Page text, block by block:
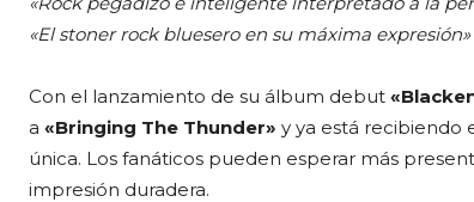
«El stoner rock bluesero en su máxima expresión»
Con el lanzamiento de su álbum debut
a «Bringing The Thunder» y ya está recibiendo
única. Los fanáticos pueden esperar más
impresión duradera.